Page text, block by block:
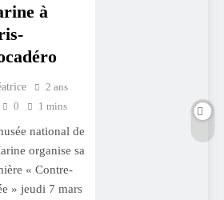
à
2 ans
0 1 mins
national de
organise sa
« Contre-
» jeudi 7 mars